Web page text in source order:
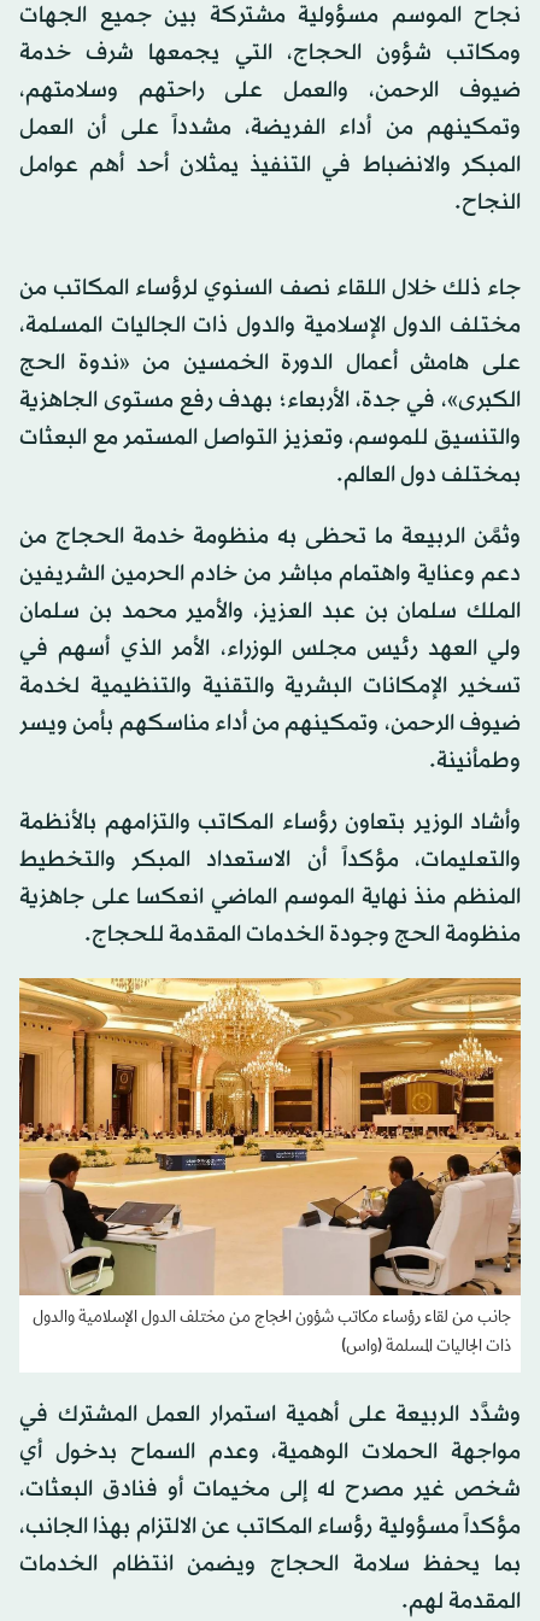
نجاح الموسم مسؤولية مشتركة بين جميع الجهات
ومكاتب شؤون الحجاج، التي يجمعها شرف خدمة
ضيوف الرحمن، والعمل على راحتهم وسلامتهم،
وتمكينهم من أداء الفريضة، مشدداً على أن العمل
المبكر والانضباط في التنفيذ يمثلان أحد أهم عوامل
النجاح.
جاء ذلك خلال اللقاء نصف السنوي لرؤساء المكاتب من
مختلف الدول الإسلامية والدول ذات الجاليات المسلمة،
على هامش أعمال الدورة الخمسين من «ندوة الحج
الكبرى»، في جدة، الأربعاء؛ بهدف رفع مستوى الجاهزية
والتنسيق للموسم، وتعزيز التواصل المستمر مع البعثات
بمختلف دول العالم.
وثمَّن الربيعة ما تحظى به منظومة خدمة الحجاج من
دعم وعناية واهتمام مباشر من خادم الحرمين الشريفين
الملك سلمان بن عبد العزيز، والأمير محمد بن سلمان
ولي العهد رئيس مجلس الوزراء، الأمر الذي أسهم في
تسخير الإمكانات البشرية والتقنية والتنظيمية لخدمة
ضيوف الرحمن، وتمكينهم من أداء مناسكهم بأمن ويسر
وطمأنينة.
وأشاد الوزير بتعاون رؤساء المكاتب والتزامهم بالأنظمة
والتعليمات، مؤكداً أن الاستعداد المبكر والتخطيط
المنظم منذ نهاية الموسم الماضي انعكسا على جاهزية
منظومة الحج وجودة الخدمات المقدمة للحجاج.
جانب من لقاء رؤساء مكاتب شؤون الحجاج من مختلف الدول الإسلامية والدول
ذات الجاليات المسلمة (واس)
وشدَّد الربيعة على أهمية استمرار العمل المشترك في
مواجهة الحملات الوهمية، وعدم السماح بدخول أي
شخص غير مصرح له إلى مخيمات أو فنادق البعثات،
مؤكداً مسؤولية رؤساء المكاتب عن الالتزام بهذا الجانب،
بما يحفظ سلامة الحجاج ويضمن انتظام الخدمات
المقدمة لهم.